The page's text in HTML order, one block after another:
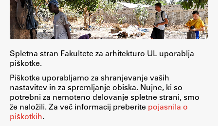
Spletna stran Fakultete za arhitekturo UL uporablja
piškotke.
Piškotke uporabljamo za shranjevanje vaših
nastavitev in za spremljanje obiska. Nujne, ki so
potrebni za nemoteno delovanje spletne strani, smo
že naložili. Za več informacij preberite pojasnila o
piškotkih.